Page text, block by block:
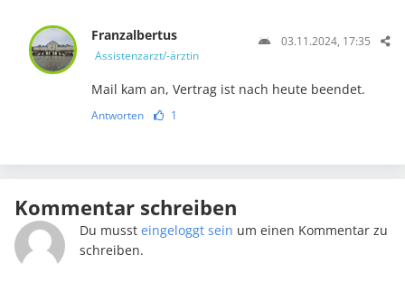
Franzalbertus
Assistenzarzt/-ärztin
03.11.2024, 17:35
Mail kam an, Vertrag ist nach heute beendet.
Antworten 1
Kommentar schreiben
Du musst eingeloggt sein um einen Kommentar zu
schreiben.